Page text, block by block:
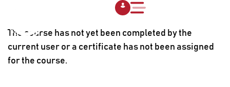
The course has not yet been completed by the
current user or a certificate has not been assigned
for the course.